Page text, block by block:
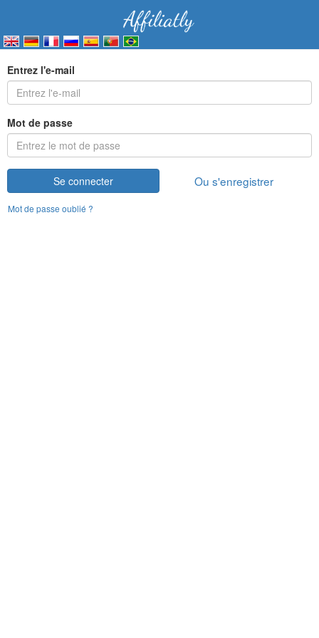
Entrez l'e-mail
Mot de passe
Se connecter Ou s'enregistrer
Mot de passe oublié ?